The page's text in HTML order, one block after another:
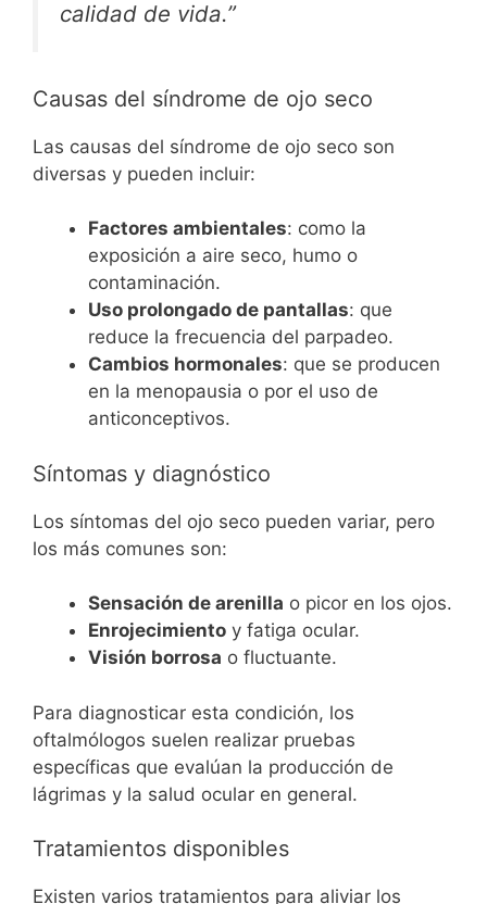
calidad de vida.”
Causas del síndrome de ojo seco
Las causas del síndrome de ojo seco son
diversas y pueden incluir:
Factores ambientales: como la
exposición a aire seco, humo o
contaminación.
Uso prolongado de pantallas: que
reduce la frecuencia del parpadeo.
Cambios hormonales: que se producen
en la menopausia o por el uso de
anticonceptivos.
Síntomas y diagnóstico
Los síntomas del ojo seco pueden variar, pero
los más comunes son:
Sensación de arenilla o picor en los ojos.
Enrojecimiento y fatiga ocular.
Visión borrosa o fluctuante.
Para diagnosticar esta condición, los
oftalmólogos suelen realizar pruebas
específicas que evalúan la producción de
lágrimas y la salud ocular en general.
Tratamientos disponibles
Existen varios tratamientos para aliviar los